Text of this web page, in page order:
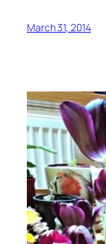
March 31, 2014